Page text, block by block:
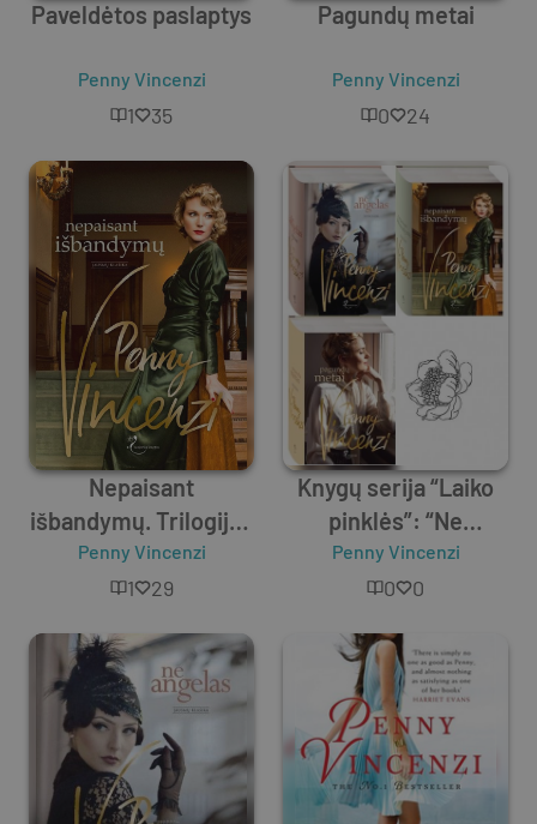
Paveldėtos paslaptys
Penny Vincenzi
1 35
Pagundų metai
Penny Vincenzi
0 24
Nepaisant
išbandymų. Trilogijos
„Laiko pinklės“ 2
knyga
Penny Vincenzi
1 29
Knygų serija “Laiko
pinklės”: “Ne
angelas”, “Nepaisant
išbandymų”,
Penny Vincenzi
0 0